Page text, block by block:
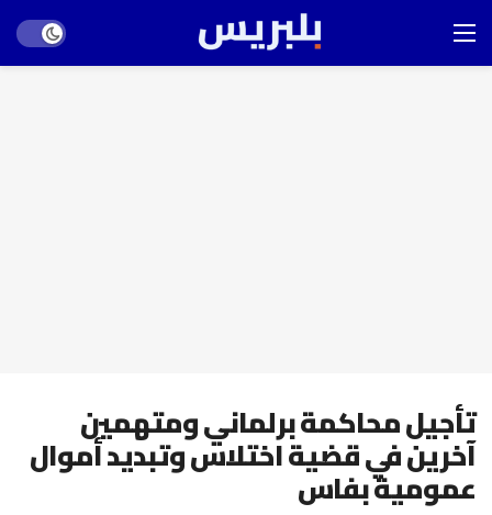
mode
تأجيل محاكمة برلماني ومتهمين
آخرين في قضية اختلاس وتبديد أموال
عمومية بفاس